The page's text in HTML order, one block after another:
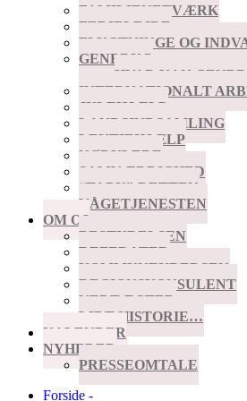
FAMILIENETVÆRK
FERIELEJRE
FLYGTNINGE OG
GENBRUG
HVAD KAN
INTERNATIONALT
JULEHJÆLP
LANDSINDSAMLING
LEKTIEHJÆLP
NØRKLERE
SAMVÆRDIGHED
“TABU”-RETTEN
VÅGETJENESTEN
OM OS
BESTYRELSEN
REFERATER
KOMMUNEKREDSEN
REGIONSKONSULENT
VEDTÆGTER
LIDT HISTORIE…
KALENDER
NYHEDER
PRESSEOMTALE
Forside -